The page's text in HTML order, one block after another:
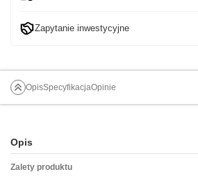
Zapytanie inwestycyjne
OpisSpecyfikacjaOpinie
Opis
Zalety produktu